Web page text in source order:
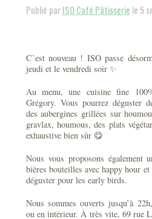
Publié parISO Café Pâtisserie le 5
C’est nouveau ! ISO passe
jeudi et le vendredi soir ✨
Au menu, une cuisine fine
Grégory. Vous pourrez déguster
des aubergines grillées sur
gravlax, houmous, des plats
exhaustive bien sûr 😋
Nous vous proposons également
bières bouteilles avec happy hour et
déguster pour les early birds.
Nous sommes ouverts jusqu’à
ou en intérieur. À très vite, 69 rue